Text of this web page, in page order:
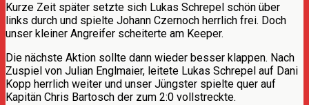
Kurze Zeit später setzte sich Lukas Schrepel schön über
links durch und spielte Johann Czernoch herrlich frei. Doch
unser kleiner Angreifer scheiterte am Keeper.
Die nächste Aktion sollte dann wieder besser klappen. Nach
Zuspiel von Julian Englmaier, leitete Lukas Schrepel auf Dani
Kopp herrlich weiter und unser Jüngster spielte quer auf
Kapitän Chris Bartosch der zum 2:0 vollstreckte.